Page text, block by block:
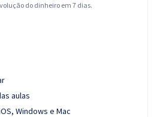
do dinheiro em 7 dias.
aulas
Windows e Mac